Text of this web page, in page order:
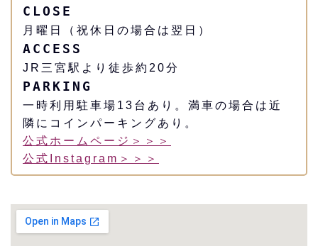
CLOSE
月曜日（祝休日の場合は翌日）
ACCESS
JR三宮駅より徒歩約20分
PARKING
一時利用駐車場13台あり。満車の場合は近
隣にコインパーキングあり。
公式ホームページ＞＞＞
公式Instagram＞＞＞